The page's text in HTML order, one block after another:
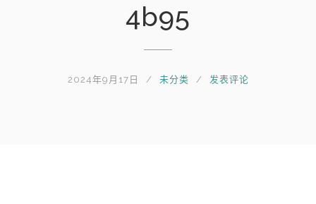
4b95
2024年9月17日 未分类 发表评论